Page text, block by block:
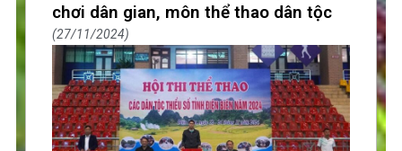
chơi dân gian, môn thể thao dân tộc
27/11/2024